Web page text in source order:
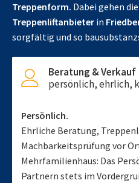
Treppenform. Dabei gehen die
Treppenliftanbieter in
sorgfältig und so
Beratung & Verkauf
persönlich, ehrlich,
Persönlich.
Ehrliche Beratung,
Machbarkeitsprüfung vor
Mehrfamilienhaus: Das
Partnern stets im